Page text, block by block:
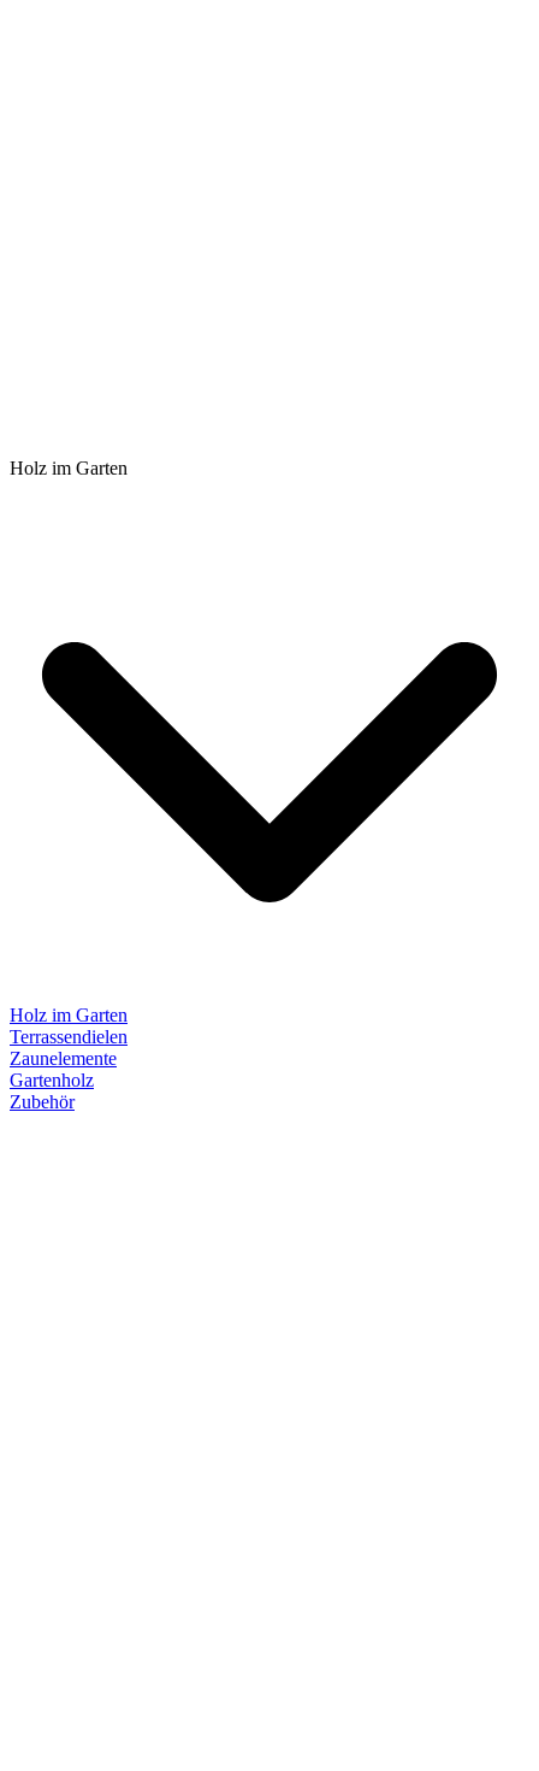
Holz im Garten
Holz im Garten
Terrassendielen
Zaunelemente
Gartenholz
Zubehör